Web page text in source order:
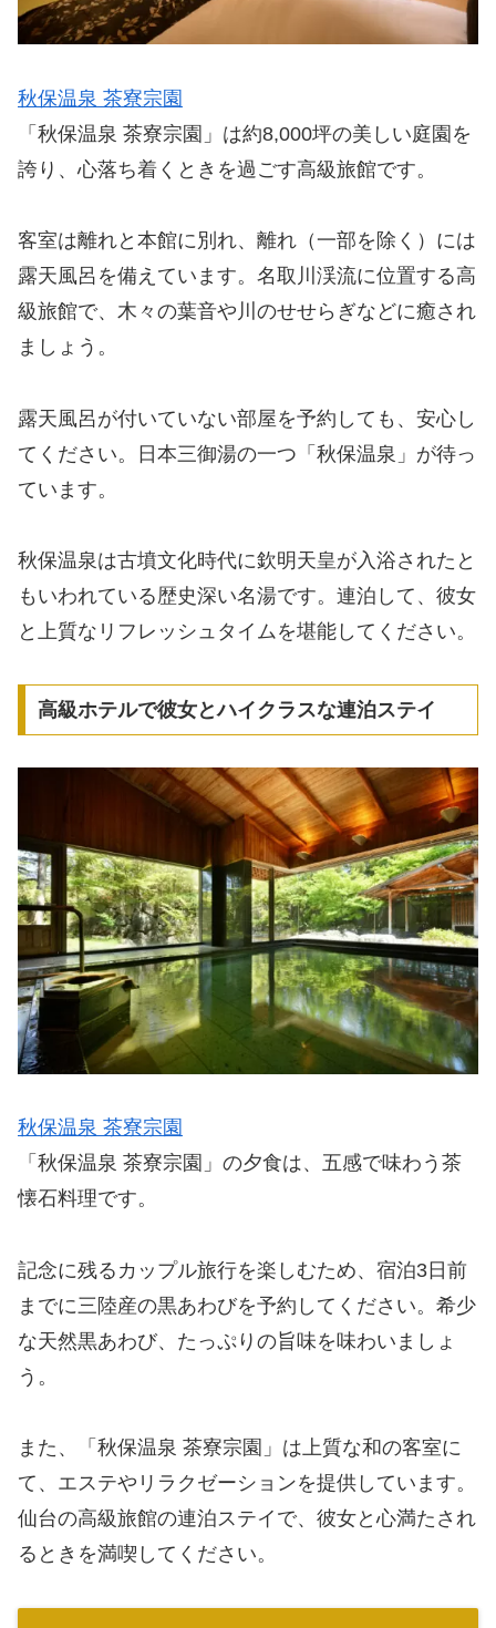
秋保温泉 茶寮宗園
「秋保温泉 茶寮宗園」は約8,000坪の美しい庭園を
誇り、心落ち着くときを過ごす高級旅館です。
客室は離れと本館に別れ、離れ（一部を除く）には
露天風呂を備えています。名取川渓流に位置する高
級旅館で、木々の葉音や川のせせらぎなどに癒され
ましょう。
露天風呂が付いていない部屋を予約しても、安心し
てください。日本三御湯の一つ「秋保温泉」が待っ
ています。
秋保温泉は古墳文化時代に欽明天皇が入浴されたと
もいわれている歴史深い名湯です。連泊して、彼女
と上質なリフレッシュタイムを堪能してください。
高級ホテルで彼女とハイクラスな連泊ステイ
秋保温泉 茶寮宗園
「秋保温泉 茶寮宗園」の夕食は、五感で味わう茶
懐石料理です。
記念に残るカップル旅行を楽しむため、宿泊3日前
までに三陸産の黒あわびを予約してください。希少
な天然黒あわび、たっぷりの旨味を味わいましょ
う。
また、「秋保温泉 茶寮宗園」は上質な和の客室に
て、エステやリラクゼーションを提供しています。
仙台の高級旅館の連泊ステイで、彼女と心満たされ
るときを満喫してください。